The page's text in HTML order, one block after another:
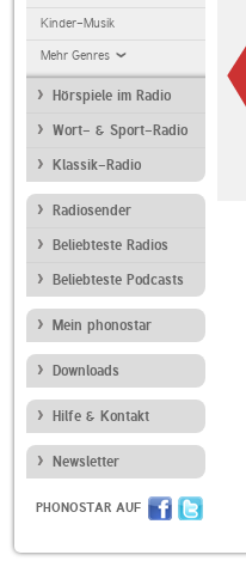
Kinder-Musik
Mehr Genres
Hörspiele im Radio
Wort- & Sport-Radio
Klassik-Radio
Radiosender
Beliebteste Radios
Beliebteste Podcasts
Mein phonostar
Downloads
Hilfe & Kontakt
Newsletter
PHONOSTAR AUF
Country NDR 1 Niedersachsen